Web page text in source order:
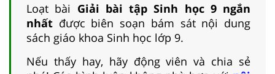
Loạt bài Giải bài tập Sinh học 9 ngắn
nhất được biên soạn bám sát nội dung
sách giáo khoa Sinh học lớp 9.
Nếu thấy hay, hãy động viên và chia sẻ